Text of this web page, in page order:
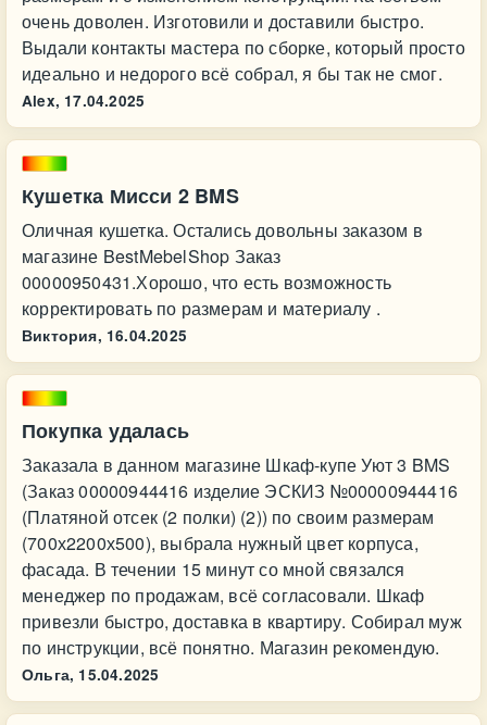
очень доволен. Изготовили и доставили быстро.
Выдали контакты мастера по сборке, который просто
идеально и недорого всё собрал, я бы так не смог.
Alex, 17.04.2025
Кушетка Мисси 2 BMS
Оличная кушетка. Остались довольны заказом в
магазине BestMebelShop Заказ
00000950431.Хорошо, что есть возможность
корректировать по размерам и материалу .
Виктория, 16.04.2025
Покупка удалась
Заказала в данном магазине Шкаф-купе Уют 3 BMS
(Заказ 00000944416 изделие ЭСКИЗ №00000944416
(Платяной отсек (2 полки) (2)) по своим размерам
(700х2200х500), выбрала нужный цвет корпуса,
фасада. В течении 15 минут со мной связался
менеджер по продажам, всё согласовали. Шкаф
привезли быстро, доставка в квартиру. Собирал муж
по инструкции, всё понятно. Магазин рекомендую.
Ольга, 15.04.2025